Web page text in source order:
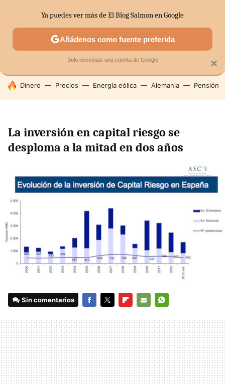
SECTORES ECONOMÍA DOMÉSTICA MERCADOS
HOY SE HABLA DE
Dinero Precios Energía eólica Alemania Pensión
La inversión en capital riesgo se
desploma a la mitad en dos años
Sin comentarios
MAIL
×
Ya puedes ver más de El Blog Salmon en Google
Añádenos como fuente preferida
Solo necesitas una cuenta de Google